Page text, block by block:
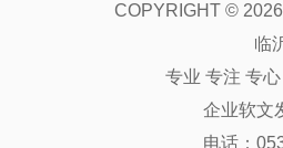
COPYRIGHT ©
临
专业 专注 专
企业软文
电话：